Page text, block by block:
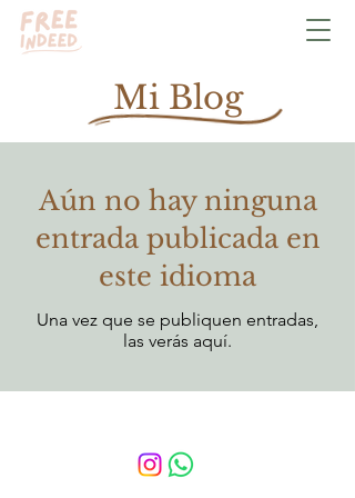
Mi Blog
Aún no hay ninguna
entrada publicada en
este idioma
Una vez que se publiquen entradas,
las verás aquí.